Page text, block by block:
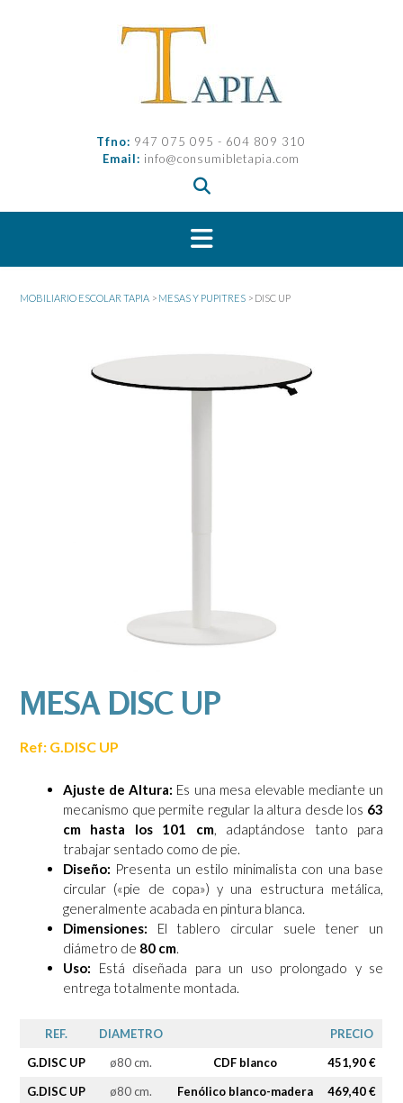
Tfno: 947 075 095 - 604 809 310
Email: info@consumibletapia.com
MOBILIARIO ESCOLAR TAPIA > MESAS Y PUPITRES > DISC UP
MESA DISC UP
Ref: G.DISC UP
Ajuste de Altura: Es una mesa elevable mediante un
mecanismo que permite regular la altura desde los 63
cm hasta los 101 cm, adaptándose tanto para
trabajar sentado como de pie.
Diseño: Presenta un estilo minimalista con una base
circular («pie de copa») y una estructura metálica,
generalmente acabada en pintura blanca.
Dimensiones: El tablero circular suele tener un
diámetro de 80 cm.
Uso: Está diseñada para un uso prolongado y se
entrega totalmente montada.
REF. DIAMETRO
PRECIO
G.DISC UP
ø80 cm. CDF blanco
451,90 €
G.DISC UP
ø80 cm. Fenólico blanco-madera 469,40 €